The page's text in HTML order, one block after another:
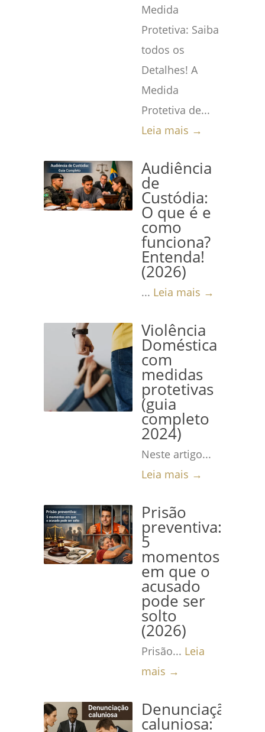
Medida
Protetiva: Saiba
todos os
Detalhes! A
Medida
Protetiva de...
Leia mais →
Audiência
de
Custódia:
O que é e
como
funciona?
Entenda!
(2026)
... Leia mais →
Violência
Doméstica
com
medidas
protetivas
(guia
completo
2024)
Neste artigo...
Leia mais →
Prisão
preventiva:
5
momentos
em que o
acusado
pode ser
solto
(2026)
Prisão... Leia
mais →
Denunciação
caluniosa: